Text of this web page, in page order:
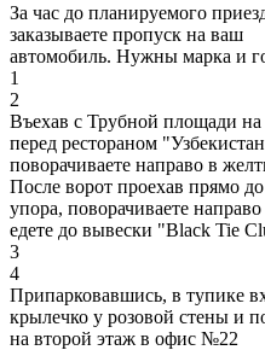
За час до планируемого
заказываете пропуск на ваш
автомобиль. Нужны марка и
1
2
Въехав с Трубной площади на
перед рестораном
поворачиваете направо в
После ворот проехав прямо до
упора, поворачиваете направо
едете до вывески "Black Tie
3
4
Припарковавшись, в тупике
крылечко у розовой стены и
на второй этаж в офис №22